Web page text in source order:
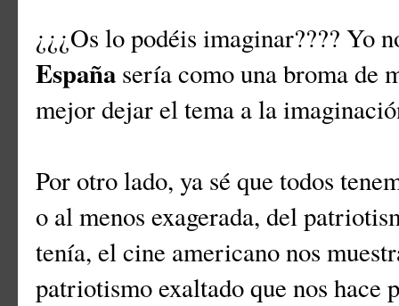
¿¿¿Os lo podéis imaginar???? Yo
España sería como una broma de
mejor dejar el tema a la
Por otro lado, ya sé que todos
o al menos exagerada, del
tenía, el cine americano nos
patriotismo exaltado que nos hace